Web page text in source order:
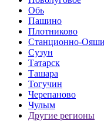
Обь
Пашино
Плотниково
Станционно-
Сузун
Татарск
Ташара
Тогучин
Черепаново
Чулым
Другие регионы